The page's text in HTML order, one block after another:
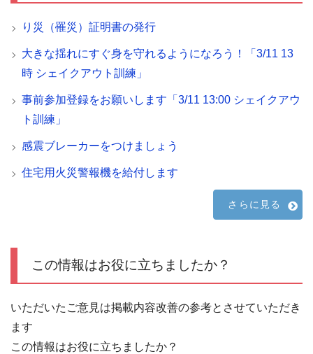
り災（罹災）証明書の発行
大きな揺れにすぐ身を守れるようになろう！「3/11 13
時 シェイクアウト訓練」
事前参加登録をお願いします「3/11 13:00 シェイクアウ
ト訓練」
感震ブレーカーをつけましょう
住宅用火災警報機を給付します
さらに見る
この情報はお役に立ちましたか？
いただいたご意見は掲載内容改善の参考とさせていただき
ます
この情報はお役に立ちましたか？